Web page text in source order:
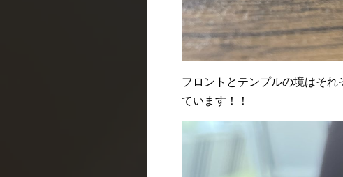
フロントとテンプルの境はそ
ています！！